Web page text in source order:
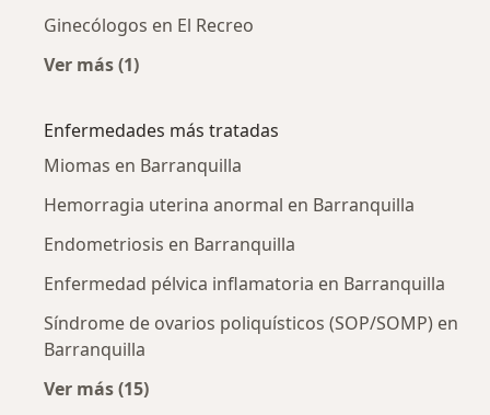
Ginecólogos en El Recreo
Ver más (1)
Enfermedades más tratadas
Miomas en Barranquilla
Hemorragia uterina anormal en Barranquilla
Endometriosis en Barranquilla
Enfermedad pélvica inflamatoria en Barranquilla
Síndrome de ovarios poliquísticos (SOP/SOMP) en
Barranquilla
Ver más (15)